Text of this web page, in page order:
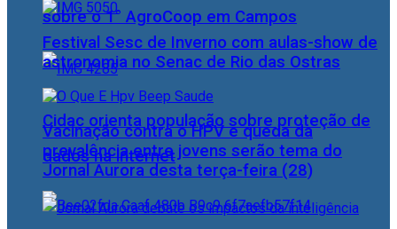
sobre o 1° AgroCoop em Campos
Cidac orienta população sobre proteção de
dados na internet
Festival Sesc de Inverno com aulas-show de
astronomia no Senac de Rio das Ostras
Vacinação contra o HPV e queda da
prevalência entre jovens serão tema do
Jornal Aurora desta terça-feira (28)